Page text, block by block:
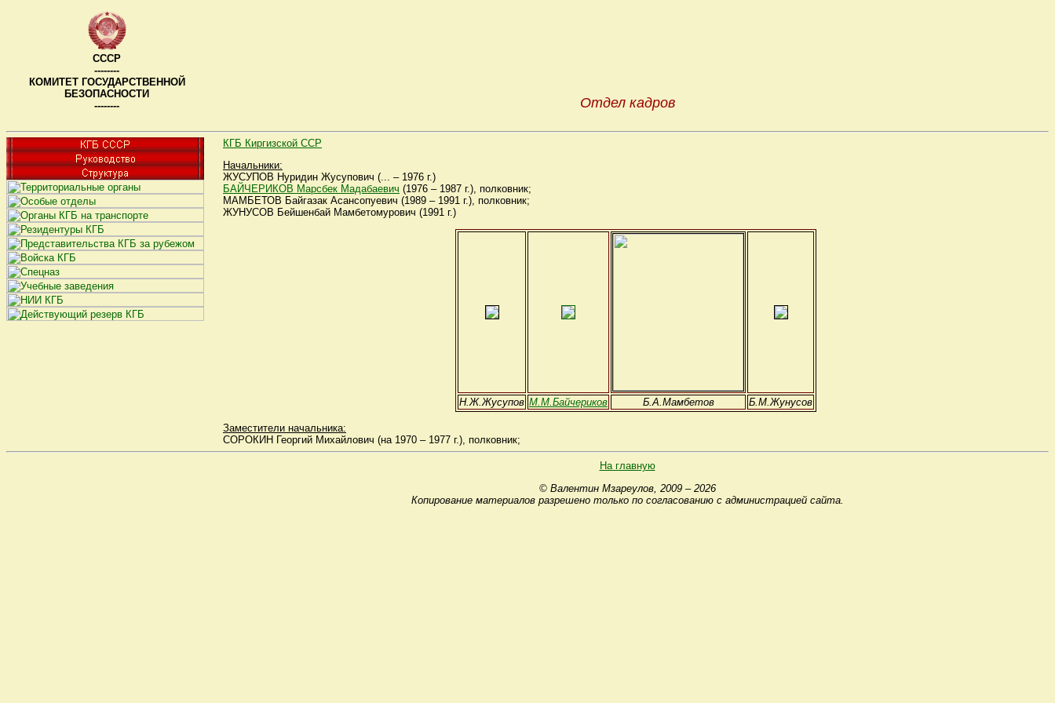
СССР
--------
КОМИТЕТ ГОСУДАРСТВЕННОЙ
БЕЗОПАСНОСТИ
--------
Отдел кадров
КГБ Киргизской ССР
Начальники:
ЖУСУПОВ Нуридин Жусупович (... – 1976 г.)
БАЙЧЕРИКОВ Марсбек Мадабаевич (1976 – 1987 г.), полковник;
МАМБЕТОВ Байгазак Асансопуевич (1989 – 1991 г.), полковник;
ЖУНУСОВ Бейшенбай Мамбетомурович (1991 г.)
Н.Ж.Жусупов М.М.Байчериков Б.А.Мамбетов Б.М.Жунусов
Заместители начальника:
СОРОКИН Георгий Михайлович (на 1970 – 1977 г.), полковник;
На главную
© Валентин Мзареулов, 2009 – 2026
Копирование материалов разрешено только по согласованию с администрацией сайта.